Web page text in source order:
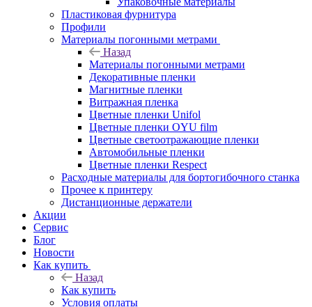
Пластиковая фурнитура
Профили
Материалы погонными метрами
Назад
Материалы погонными метрами
Декоративные пленки
Магнитные пленки
Витражная пленка
Цветные пленки Unifol
Цветные пленки OYU film
Цветные светоотражающие пленки
Автомобильные пленки
Цветные пленки Respect
Расходные материалы для бортогибочного станка
Прочее к принтеру
Дистанционные держатели
Акции
Сервис
Блог
Новости
Как купить
Назад
Как купить
Условия оплаты